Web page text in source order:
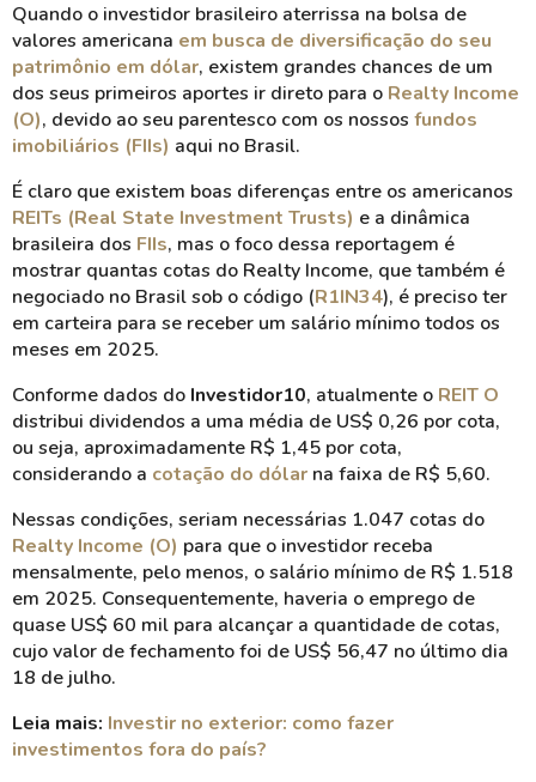
Quando o investidor brasileiro aterrissa na bolsa de
valores americana em busca de diversificação do seu
patrimônio em dólar, existem grandes chances de um
dos seus primeiros aportes ir direto para o Realty Income
(O), devido ao seu parentesco com os nossos fundos
imobiliários (FIIs) aqui no Brasil.
É claro que existem boas diferenças entre os americanos
REITs (Real State Investment Trusts) e a dinâmica
brasileira dos FIIs, mas o foco dessa reportagem é
mostrar quantas cotas do Realty Income, que também é
negociado no Brasil sob o código (R1IN34), é preciso ter
em carteira para se receber um salário mínimo todos os
meses em 2025.
Conforme dados do Investidor10, atualmente o REIT O
distribui dividendos a uma média de US$ 0,26 por cota,
ou seja, aproximadamente R$ 1,45 por cota,
considerando a cotação do dólar na faixa de R$ 5,60.
Nessas condições, seriam necessárias 1.047 cotas do
Realty Income (O) para que o investidor receba
mensalmente, pelo menos, o salário mínimo de R$ 1.518
em 2025. Consequentemente, haveria o emprego de
quase US$ 60 mil para alcançar a quantidade de cotas,
cujo valor de fechamento foi de US$ 56,47 no último dia
18 de julho.
Leia mais: Investir no exterior: como fazer
investimentos fora do país?